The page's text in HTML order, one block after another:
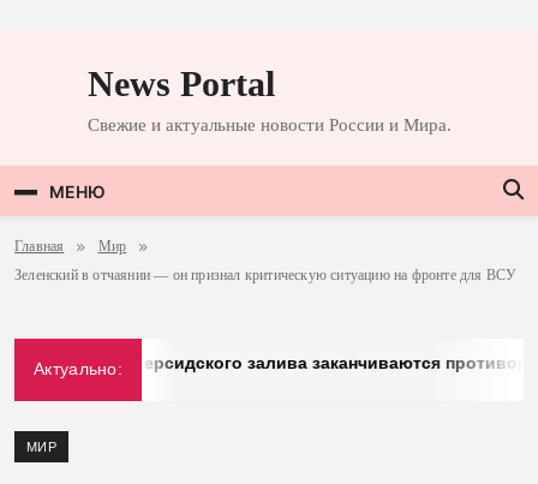
содержимомуNews Portal
Свежие и актуальные новости России и Мира.
МЕНЮ
Главная
Мир
Зеленский в отчаянии — он признал критическую ситуацию на фронте для ВСУ
Актуально:
у стран Персидского залива заканчиваются
МИР